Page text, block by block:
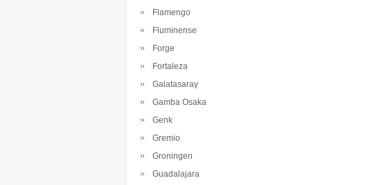
Flamengo
Fluminense
Forge
Fortaleza
Galatasaray
Gamba Osaka
Genk
Gremio
Groningen
Guadalajara